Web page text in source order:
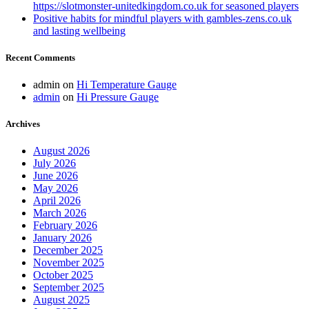
https://slotmonster-unitedkingdom.co.uk for seasoned players
Positive habits for mindful players with gambles-zens.co.uk
and lasting wellbeing
Recent Comments
admin on Hi Temperature Gauge
admin on Hi Pressure Gauge
Archives
August 2026
July 2026
June 2026
May 2026
April 2026
March 2026
February 2026
January 2026
December 2025
November 2025
October 2025
September 2025
August 2025